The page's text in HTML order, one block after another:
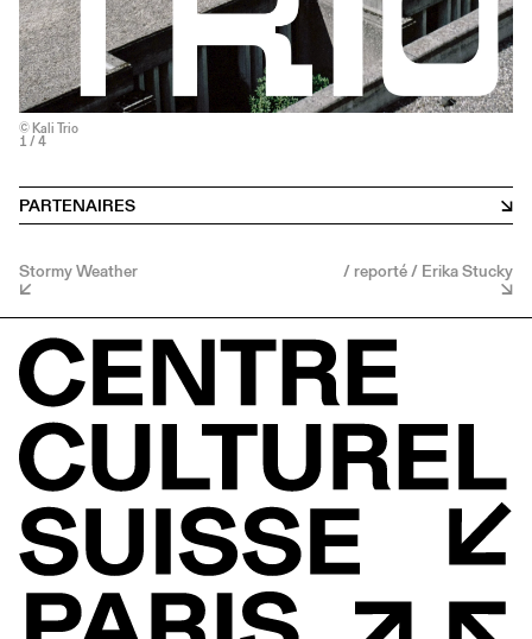
© Kali Trio
1 / 4
PARTENAIRES
Stormy Weather / reporté / Erika Stucky